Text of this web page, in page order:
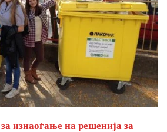
изнаоѓање на решенија за